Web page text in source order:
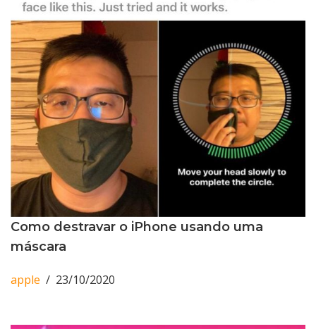
Como destravar o iPhone usando uma
máscara
apple 23/10/2020